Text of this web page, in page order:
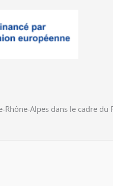
Alpes dans le cadre du